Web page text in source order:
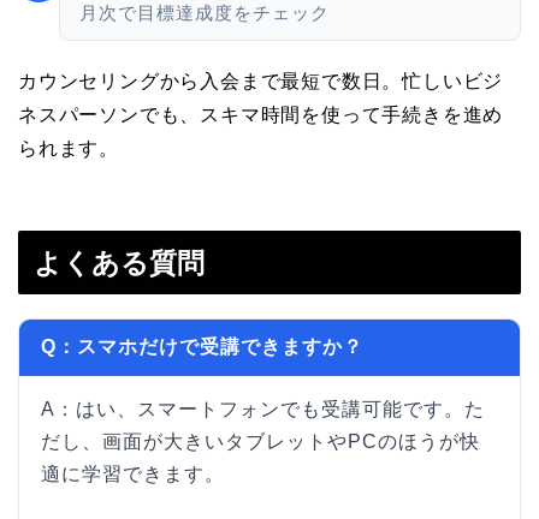
月次で目標達成度をチェック
カウンセリングから入会まで最短で数日。忙しいビジ
ネスパーソンでも、スキマ時間を使って手続きを進め
られます。
よくある質問
Q：スマホだけで受講できますか？
A：はい、スマートフォンでも受講可能です。た
だし、画面が大きいタブレットやPCのほうが快
適に学習できます。